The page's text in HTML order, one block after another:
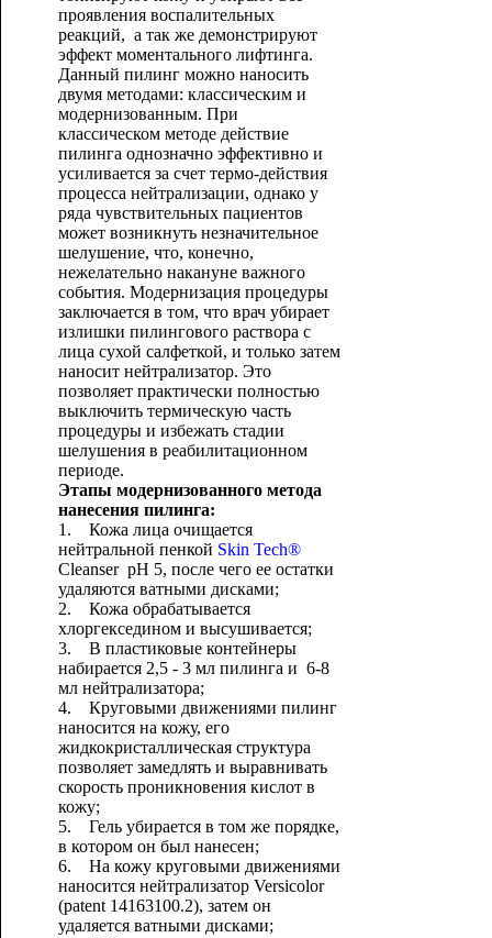
проявления воспалительных
реакций, а так же демонстрируют
эффект моментального лифтинга.
Данный пилинг можно наносить
двумя методами: классическим и
модернизованным. При
классическом методе действие
пилинга однозначно эффективно и
усиливается за счет термо-действия
процесса нейтрализации, однако у
ряда чувствительных пациентов
может возникнуть незначительное
шелушение, что, конечно,
нежелательно накануне важного
события. Модернизация процедуры
заключается в том, что врач убирает
излишки пилингового раствора с
лица сухой салфеткой, и только затем
наносит нейтрализатор. Это
позволяет практически полностью
выключить термическую часть
процедуры и избежать стадии
шелушения в реабилитационном
периоде.
Этапы модернизованного метода
нанесения пилинга:
1. Кожа лица очищается
нейтральной пенкой Skin Tech®
Cleanser pH 5, после чего ее остатки
удаляются ватными дисками;
2. Кожа обрабатывается
хлоргекседином и высушивается;
3. В пластиковые контейнеры
набирается 2,5 - 3 мл пилинга и 6-8
мл нейтрализатора;
4. Круговыми движениями пилинг
наносится на кожу, его
жидкокристаллическая структура
позволяет замедлять и выравнивать
скорость проникновения кислот в
кожу;
5. Гель убирается в том же порядке,
в котором он был нанесен;
6. На кожу круговыми движениями
наносится нейтрализатор Versicolor
(patent 14163100.2), затем он
удаляется ватными дисками;